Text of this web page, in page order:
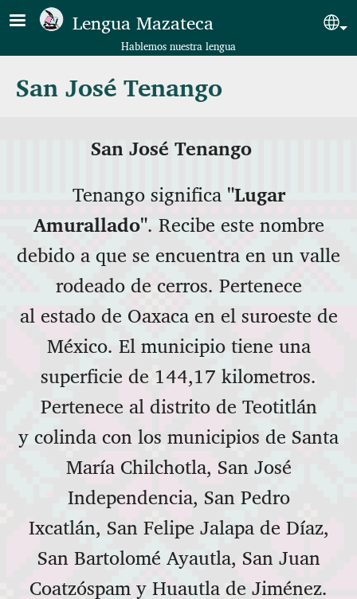
Pasar al contenido principal
Lengua Mazateca
Hablemos nuestra lengua
San José Tenango
San José Tenango
Tenango significa "Lugar
Amurallado". Recibe este nombre
debido a que se encuentra en un valle
rodeado de cerros. Pertenece
al estado de Oaxaca en el suroeste de
México. El municipio tiene una
superficie de 144,17 kilometros.
Pertenece al distrito de Teotitlán
y colinda con los municipios de Santa
María Chilchotla, San José
Independencia, San Pedro
Ixcatlán, San Felipe Jalapa de Díaz,
San Bartolomé Ayautla, San Juan
Coatzóspam y Huautla de Jiménez.